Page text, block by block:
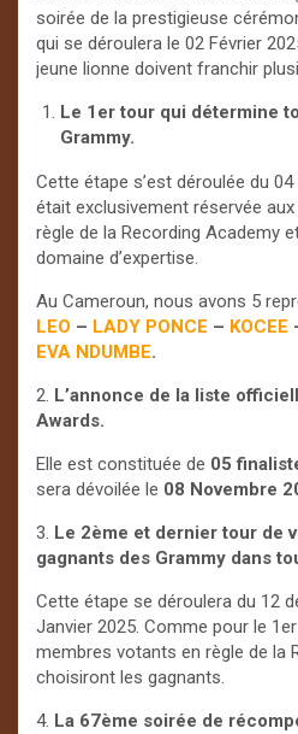
soirée de la prestigieuse
qui se déroulera le 02 Février
jeune lionne doivent franchir
Le 1er tour qui détermine
Grammy.
Cette étape s’est déroulée du
était exclusivement réservée
règle de la Recording Academy
domaine d’expertise.
Au Cameroun, nous avons 5
LEO – LADY PONCE – KOCEE
EVA NDUMBE.
2. L’annonce de la liste
Awards.
Elle est constituée de 05
sera dévoilée le 08 Novembre
3. Le 2ème et dernier tour de
gagnants des Grammy dans
Cette étape se déroulera du 12
Janvier 2025. Comme pour le
membres votants en règle de la
choisiront les gagnants.
4. La 67ème soirée de